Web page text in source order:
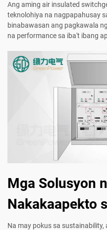
Ang aming air insulated
teknolohiya na nagpapahusay
binabawasan ang pagkawala
na performance sa iba't ibang
Mga Solusyon
Nakakaapekto
Na may pokus sa